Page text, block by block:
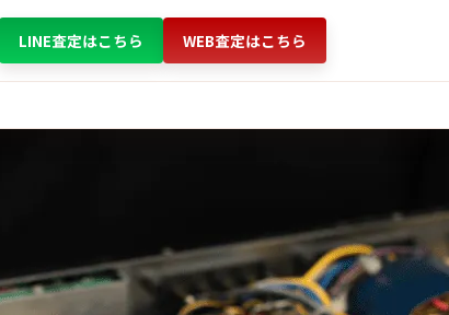
LINE査定はこちら WEB査定はこちら